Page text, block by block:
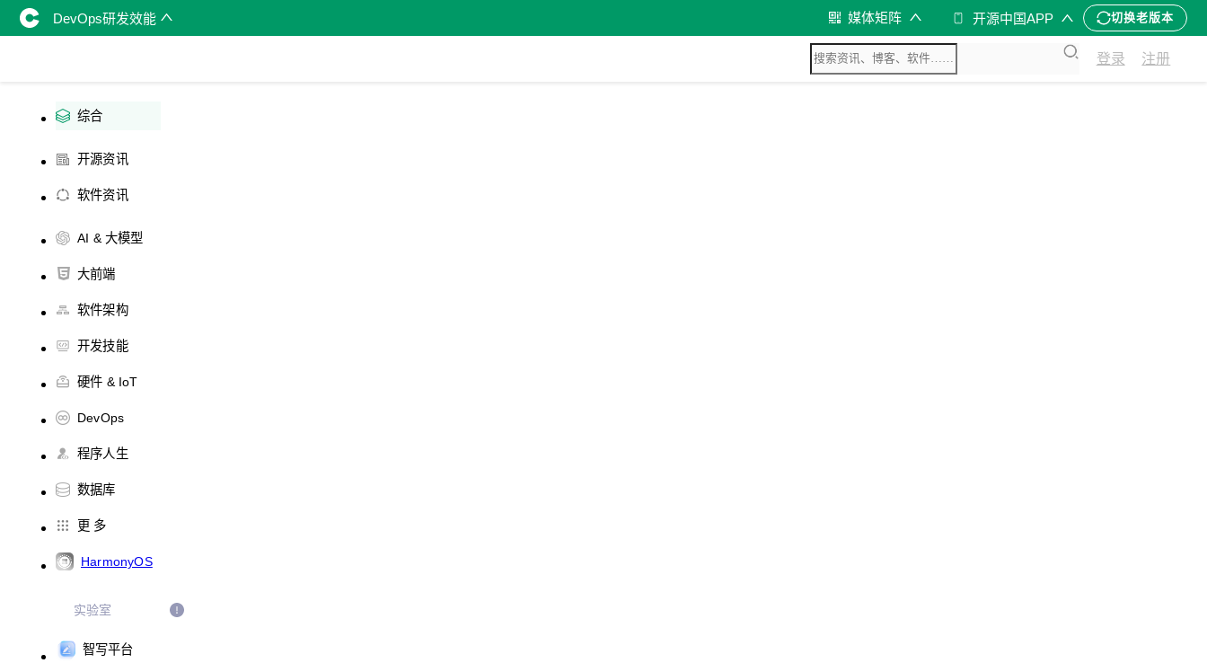
DevOps研发效能 媒体矩阵 开源中国APP 切换老版本
登录 注册
综合
开源资讯
软件资讯
AI & 大模型
大前端
软件架构
开发技能
硬件 & IoT
DevOps
程序人生
数据库
更 多
HarmonyOS
实验室
智写平台